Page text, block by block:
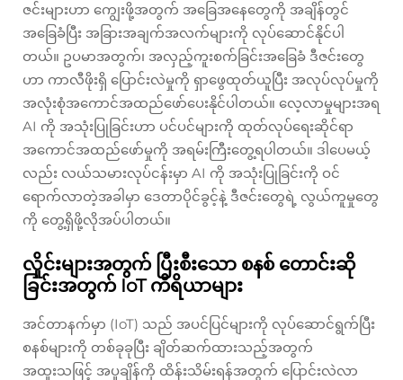
ဇင်းများဟာ ကျွေးဖို့အတွက် အခြေအနေတွေကို အချိန်တွင်
အခြေခံပြီး အခြားအချက်အလက်များကို လုပ်ဆောင်နိုင်ပါ
တယ်။ ဥပမာအတွက်၊ အလှည့်ကူးစက်ခြင်းအခြေခံ ဒီဇင်းတွေ
ဟာ ကာလီဖိုးရှိ ပြောင်းလဲမှုကို ရှာဖွေထုတ်ယူပြီး အလုပ်လုပ်မှုကို
အလုံးစုံအကောင်အထည်ဖော်ပေးနိုင်ပါတယ်။ လေ့လာမှုများအရ
AI ကို အသုံးပြုခြင်းဟာ ပင်ပင်များကို ထုတ်လုပ်ရေးဆိုင်ရာ
အကောင်အထည်ဖော်မှုကို အရမ်းကြီးတွေ့ရပါတယ်။ ဒါပေမယ့်
လည်း လယ်သမားလုပ်ငန်းမှာ AI ကို အသုံးပြုခြင်းကို ဝင်
ရောက်လာတဲ့အခါမှာ ဒေတာပိုင်ခွင့်နဲ့ ဒီဇင်းတွေရဲ့ လွယ်ကူမှုတွေ
ကို တွေ့ရှိဖို့လိုအပ်ပါတယ်။
လှိုင်းများအတွက် ပြီးစီးသော စနစ် တောင်းဆို
ခြင်းအတွက် IoT ကိရိယာများ
အင်တာနက်မှာ (IoT) သည် အပင်ပြင်များကို လုပ်ဆောင်ရွက်ပြီး
စနစ်များကို တစ်ခုခုပြီး ချိတ်ဆက်ထားသည့်အတွက်
အထူးသဖြင့် အပူချိန်ကို ထိန်းသိမ်းရန်အတွက် ပြောင်းလဲလာ